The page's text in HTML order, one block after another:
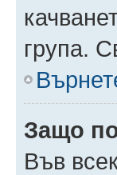
група.
Защо
Във